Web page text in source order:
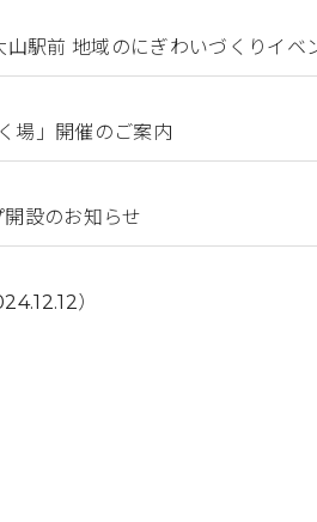
駅前 地域のにぎわいづくりイベ
場」開催のご案内
設のお知らせ
）